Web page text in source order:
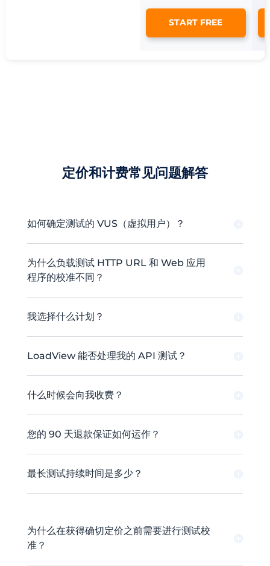
START FREE
定价和计费常见问题解答
如何确定测试的 VUS（虚拟用户）？
为什么负载测试 HTTP URL 和 Web 应用
程序的校准不同？
我选择什么计划？
LoadView 能否处理我的 API 测试？
什么时候会向我收费？
您的 90 天退款保证如何运作？
最长测试持续时间是多少？
为什么在获得确切定价之前需要进行测试校
准？